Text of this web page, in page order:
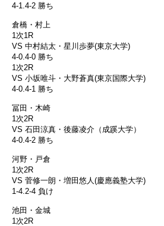
4-1.4-2 勝ち
倉橋・村上
1次1R
VS 中村結太・星川歩夢(東京大学)
4-0.4-0 勝ち
1次2R
VS 小坂唯斗・大野蒼真(東京国際大学)
4-0.4-1 勝ち
冨田・木崎
1次2R
VS 石田涼真・後藤凌介（成蹊大学）
4-0.4-2 勝ち
河野・戸倉
1次2R
VS 菅修一朗・増田悠人(慶應義塾大学)
1-4.2-4 負け
池田・金城
1次2R